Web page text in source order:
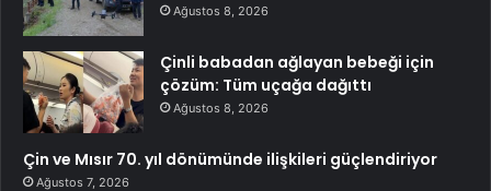
Ağustos 8, 2026
Çinli babadan ağlayan bebeği için
çözüm: Tüm uçağa dağıttı
Ağustos 8, 2026
Çin ve Mısır 70. yıl dönümünde ilişkileri güçlendiriyor
Ağustos 7, 2026